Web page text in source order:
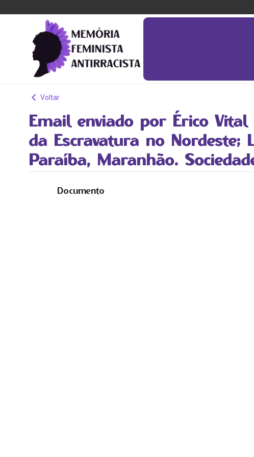
Voltar
Email enviado por Érico Vital
da Escravatura no Nordeste;
Paraíba, Maranhão.
Documento